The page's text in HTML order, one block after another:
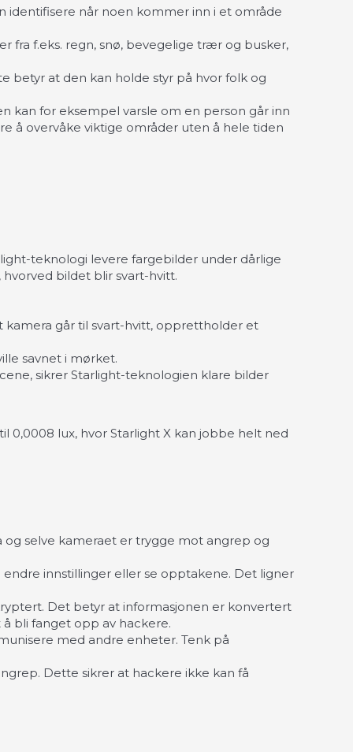
identifisere når noen kommer inn i et område
fra f.eks. regn, snø, bevegelige trær og busker,
betyr at den kan holde styr på hvor folk og
kan for eksempel varsle om en person går inn
å overvåke viktige områder uten å hele tiden
teknologi levere fargebilder under dårlige
bildet blir svart-hvitt.
kamera går til svart-hvitt, opprettholder et
savnet i mørket.
sikrer Starlight-teknologien klare bilder
0,0008 lux, hvor Starlight X kan jobbe helt ned
og selve kameraet er trygge mot angrep og
innstillinger eller se opptakene. Det ligner
Det betyr at informasjonen er konvertert
bli fanget opp av hackere.
med andre enheter. Tenk på
Dette sikrer at hackere ikke kan få